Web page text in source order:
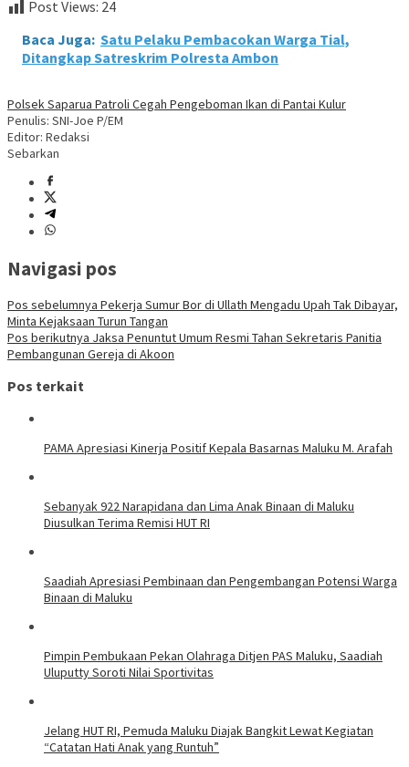
Post Views: 24
Baca Juga: Satu Pelaku Pembacokan Warga Tial,
Ditangkap Satreskrim Polresta Ambon
Polsek Saparua Patroli Cegah Pengeboman Ikan di Pantai Kulur
Penulis: SNI-Joe P/EM
Editor: Redaksi
Sebarkan
Navigasi pos
Pos sebelumnya Pekerja Sumur Bor di Ullath Mengadu Upah Tak Dibayar,
Minta Kejaksaan Turun Tangan
Pos berikutnya Jaksa Penuntut Umum Resmi Tahan Sekretaris Panitia
Pembangunan Gereja di Akoon
Pos terkait
PAMA Apresiasi Kinerja Positif Kepala Basarnas Maluku M. Arafah
Sebanyak 922 Narapidana dan Lima Anak Binaan di Maluku
Diusulkan Terima Remisi HUT RI
Saadiah Apresiasi Pembinaan dan Pengembangan Potensi Warga
Binaan di Maluku
Pimpin Pembukaan Pekan Olahraga Ditjen PAS Maluku, Saadiah
Uluputty Soroti Nilai Sportivitas
Jelang HUT RI, Pemuda Maluku Diajak Bangkit Lewat Kegiatan
“Catatan Hati Anak yang Runtuh”